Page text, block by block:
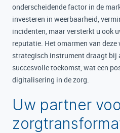
onderscheidende factor in de
investeren in weerbaarheid,
incidenten, maar versterkt u ook
reputatie. Het omarmen van
strategisch instrument draagt bij
succesvolle toekomst, wat een
digitalisering in de zorg.
Uw partner